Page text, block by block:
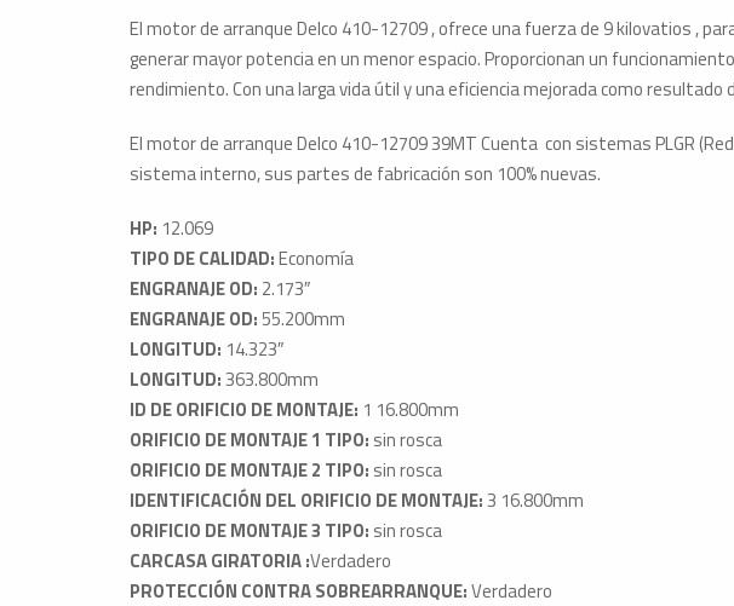
El motor de arranque Delco 410-12709 , ofrece una fuerza de 9 kilovatios ,
generar mayor potencia en un menor espacio. Proporcionan un
rendimiento. Con una larga vida útil y una eficiencia mejorada como resultado
El motor de arranque Delco 410-12709 39MT Cuenta con sistemas PLGR
sistema interno, sus partes de fabricación son 100% nuevas.
HP: 12.069
TIPO DE CALIDAD:Economía
ENGRANAJE OD: 2.173″
ENGRANAJE OD:55.200mm
LONGITUD: 14.323″
LONGITUD:363.800mm
ID DE ORIFICIO DE MONTAJE: 1 16.800mm
ORIFICIO DE MONTAJE 1 TIPO: sin rosca
ORIFICIO DE MONTAJE 2 TIPO: sin rosca
IDENTIFICACIÓN DEL ORIFICIO DE MONTAJE:3 16.800mm
ORIFICIO DE MONTAJE 3 TIPO: sin rosca
CARCASA GIRATORIA :Verdadero
PROTECCIÓN CONTRA SOBREARRANQUE:Verdadero